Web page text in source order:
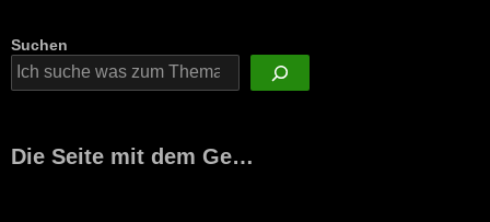
Suchen
Die Seite mit dem Ge…